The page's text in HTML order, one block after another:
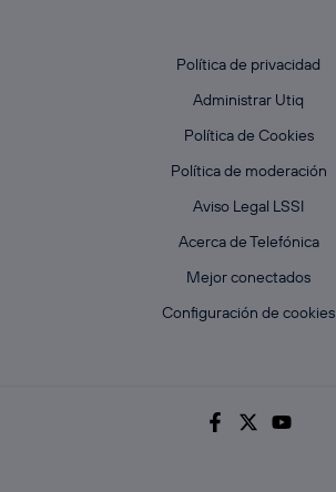
Política de privacidad
Administrar Utiq
Política de Cookies
Política de moderación
Aviso Legal LSSI
Acerca de Telefónica
Mejor conectados
Configuración de cookies